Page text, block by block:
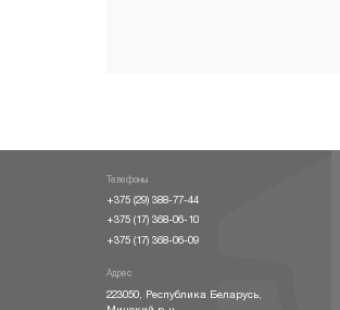
Телефоны
+375 (29) 388-77-44
+375 (17) 368-06-10
+375 (17) 368-06-09
Адрес
223050 Республика Беларусь